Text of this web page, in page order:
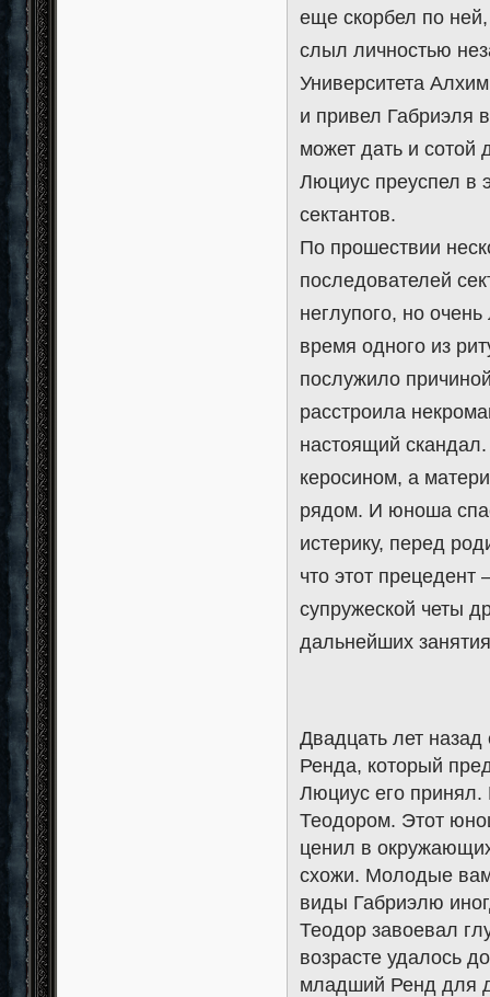
еще скорбел по ней,
слыл личностью
Университета
и привел Габриэля
может дать и сотой
Люциус преуспел в
сектантов.
По прошествии
последователей
неглупого, но
время одного из
послужило
расстроила
настоящий
керосином, а
рядом. И юноша
истерику, перед
что этот
супружеской четы
дальнейших
Двадцать лет
Ренда, который
Люциус его
Теодором. Этот
ценил в
схожи. Молодые
виды Габриэлю
Теодор завоевал
возрасте удалось
младший Ренд для